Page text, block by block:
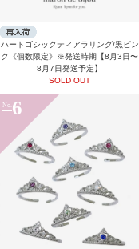
ハートゴシックティアラリング/黒ピン
ク《個数限定》※発送時期【8月3日〜
8月7日発送予定】
SOLD OUT
No. 6